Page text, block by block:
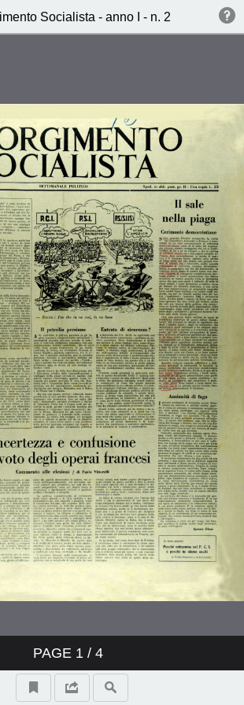
Socialista - anno I - n. 2 - 23 giugno
PAGE 1/ 4
(M.C.)
P.C.I. e
(Valdo
(Aldo